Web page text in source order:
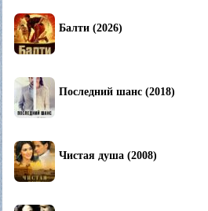
Балти (2026)
Последний шанс (2018)
Чистая душа (2008)